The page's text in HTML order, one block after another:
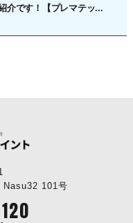
介です！【プレマテッ...
Nasu32 101号